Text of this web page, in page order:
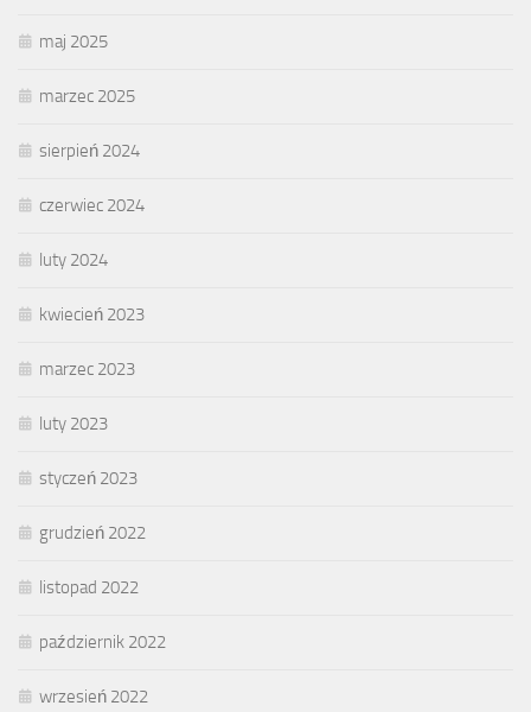
maj 2025
marzec 2025
sierpień 2024
czerwiec 2024
luty 2024
kwiecień 2023
marzec 2023
luty 2023
styczeń 2023
grudzień 2022
listopad 2022
październik 2022
wrzesień 2022